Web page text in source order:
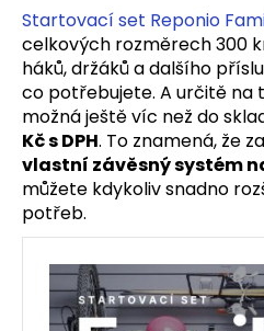
Startovací set Reponio
celkových rozměrech 300
háků, držáků a dalšího
co potřebujete. A určitě na
možná ještě víc než do
Kč s DPH. To znamená, že
vlastní závěsný systém
můžete kdykoliv snadno
potřeb.